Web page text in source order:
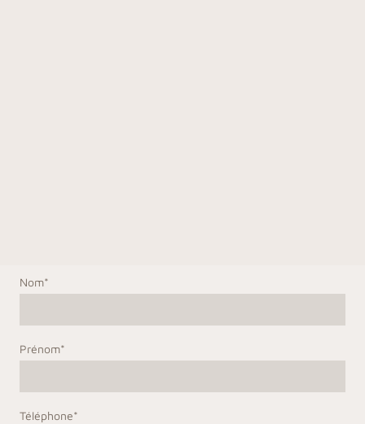
Nom*
Prénom*
Téléphone*